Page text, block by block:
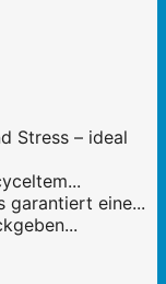
Stress – ideal
garantiert eine...